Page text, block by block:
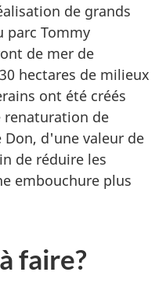
de grands
parc Tommy
de mer de
hectares de milieux
ont été créés
renaturation de
d'une valeur de
de réduire les
embouchure plus
faire?